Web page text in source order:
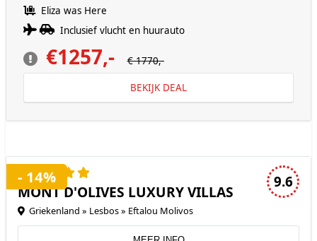
Eliza was Here
Inclusief vlucht en huurauto
€1257,- € 1770,-
BEKIJK DEAL
9.6
MONT D'OLIVES LUXURY VILLAS
Griekenland » Lesbos » Eftalou Molivos
- 14%